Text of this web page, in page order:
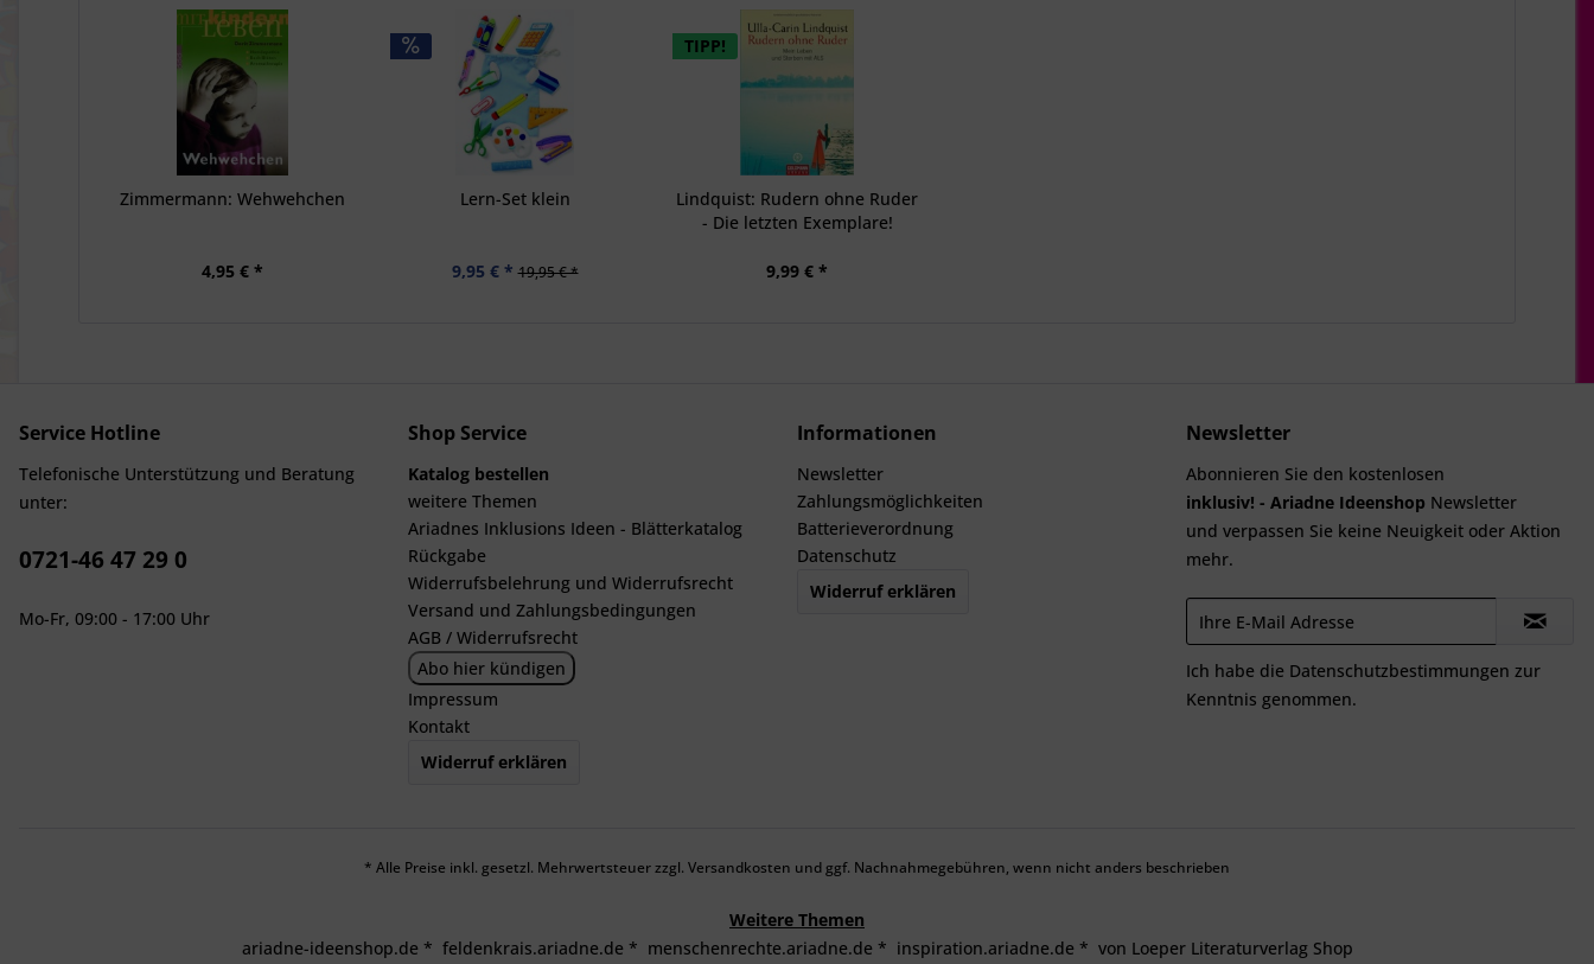
Zimmermann: Wehwehchen
4,95 € *
Lern-Set klein
9,95 € * 19,95 € *
TIPP!
Lindquist: Rudern ohne Ruder
- Die letzten Exemplare!
9,99 € *
Service Hotline
Telefonische Unterstützung und Beratung
unter:
0721-46 47 29 0
Mo-Fr, 09:00 - 17:00 Uhr
Shop Service
Katalog bestellen
weitere Themen
Ariadnes Inklusions Ideen - Blätterkatalog
Rückgabe
Widerrufsbelehrung und Widerrufsrecht
Versand und Zahlungsbedingungen
AGB / Widerrufsrecht
Abo hier kündigen
Impressum
Kontakt
Widerruf erklären
Informationen
Newsletter
Zahlungsmöglichkeiten
Batterieverordnung
Datenschutz
Widerruf erklären
Newsletter
Abonnieren Sie den kostenlosen
inklusiv! - Ariadne Ideenshop Newsletter
und verpassen Sie keine Neuigkeit oder Aktion
mehr.
Ich habe die Datenschutzbestimmungen zur
Kenntnis genommen.
* Alle Preise inkl. gesetzl. Mehrwertsteuer zzgl. Versandkosten und ggf. Nachnahmegebühren, wenn nicht anders beschrieben
Weitere Themen
ariadne-ideenshop.de * feldenkrais.ariadne.de * menschenrechte.ariadne.de * inspiration.ariadne.de * von Loeper Literaturverlag Shop